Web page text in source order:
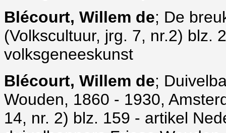
Blécourt, Willem de; De
(Volkscultuur, jrg. 7, nr.2) blz.
volksgeneeskunst
Blécourt, Willem de;
Wouden, 1860 - 1930,
14, nr. 2) blz. 159 - artikel